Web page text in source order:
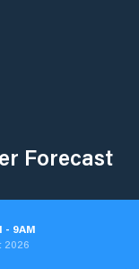
Forecast
- 9AM
2026